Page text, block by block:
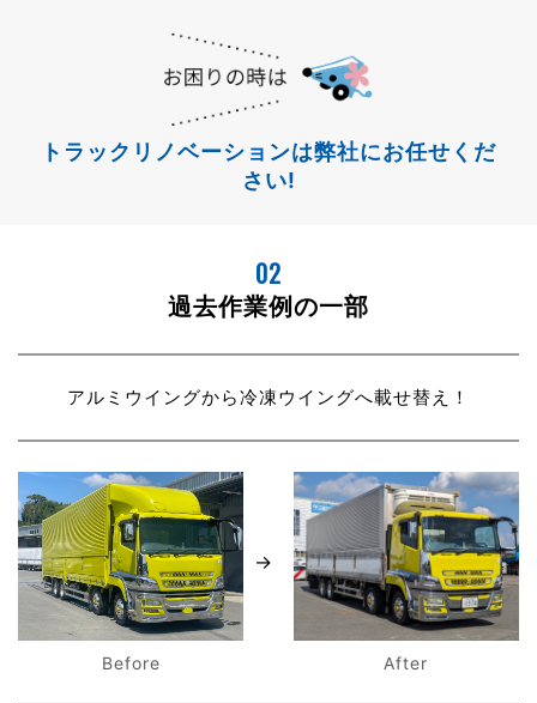
トラックリノベーションは弊社にお任せくだ
さい!
02
過去作業例の一部
アルミウイングから冷凍ウイングへ載せ替え！
Before After